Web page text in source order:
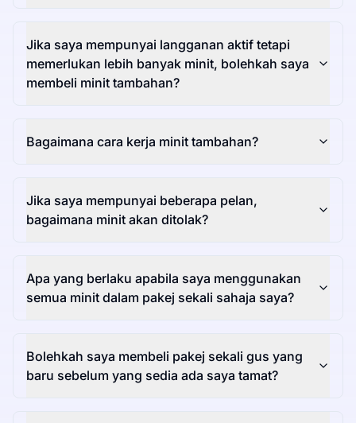
Jika saya mempunyai langganan aktif tetapi
memerlukan lebih banyak minit, bolehkah saya
membeli minit tambahan?
Bagaimana cara kerja minit tambahan?
Jika saya mempunyai beberapa pelan,
bagaimana minit akan ditolak?
Apa yang berlaku apabila saya menggunakan
semua minit dalam pakej sekali sahaja saya?
Bolehkah saya membeli pakej sekali gus yang
baru sebelum yang sedia ada saya tamat?